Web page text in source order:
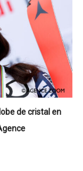
de cristal en